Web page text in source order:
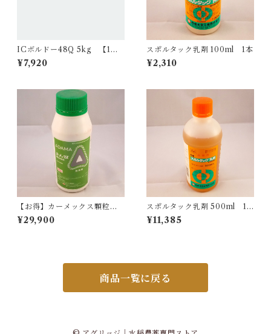
ICボルドー48Q 5kg 【1
箱】4袋入
¥7,920
スポルタック乳剤 100ml 1本
¥2,310
【お得】カーメックス顆粒水
和剤 300g 10本
¥29,900
スポルタック乳剤 500ml 1
本
¥11,385
商品一覧に戻る